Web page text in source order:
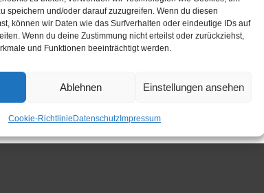
speichern und/oder darauf zuzugreifen. Wenn du diesen
können wir Daten wie das Surfverhalten oder eindeutige IDs auf
Wenn du deine Zustimmung nicht erteilst oder zurückziehst,
und Funktionen beeinträchtigt werden.
Ablehnen Einstellungen ansehen
Cookie-Richtlinie DatenschutzImpressum